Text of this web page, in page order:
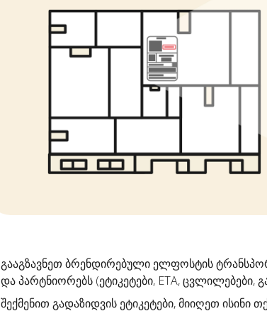
გააგზავნეთ ბრენდირებული ელფოსტის
და პარტნიორებს (ეტიკეტები, ETA, ცვლილებები,
შექმენით გადაზიდვის ეტიკეტები, მიიღეთ ისინი